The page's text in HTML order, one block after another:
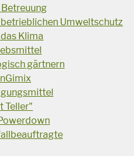
Umweltschutz
Klima
gärtnern
Teller"